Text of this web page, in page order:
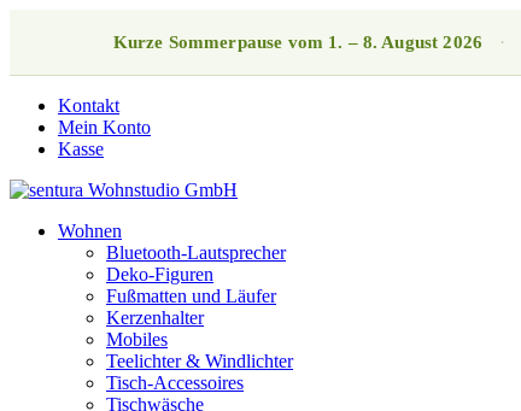
Kurze Sommerpause vom 1. – 8. August 2026 ·
Kontakt
Mein Konto
Kasse
Wohnen
Bluetooth-Lautsprecher
Deko-Figuren
Fußmatten und Läufer
Kerzenhalter
Mobiles
Teelichter & Windlichter
Tisch-Accessoires
Tischwäsche